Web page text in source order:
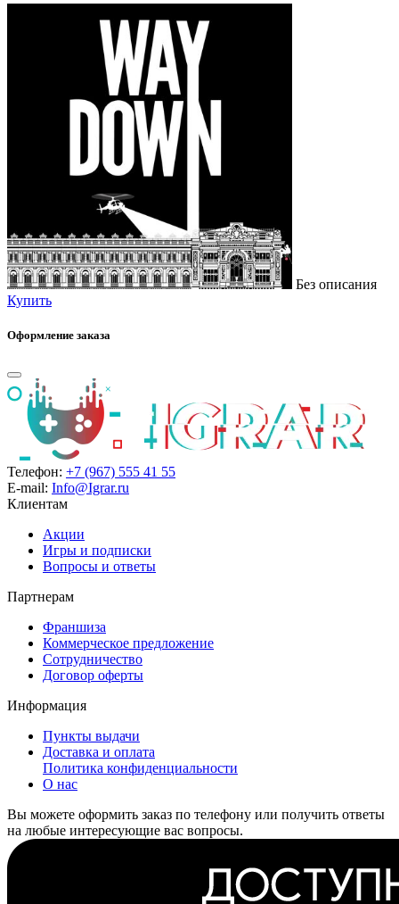
Без описания
Купить
Оформление заказа
Телефон: +7 (967) 555 41 55
E-mail: Info@Igrar.ru
Клиентам
Акции
Игры и подписки
Вопросы и ответы
Партнерам
Франшиза
Коммерческое предложение
Сотрудничество
Договор оферты
Информация
Пункты выдачи
Доставка и оплата
Политика конфиденциальности
О нас
Вы можете оформить заказ по телефону или получить ответы
на любые интересующие вас вопросы.